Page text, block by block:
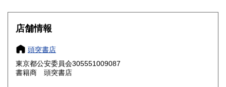
1,800円 1,800円
岐阜県
愛知県
滋賀県
店舗情報
頭突書店
東京都公安委員会305551009087
書籍商 頭突書店